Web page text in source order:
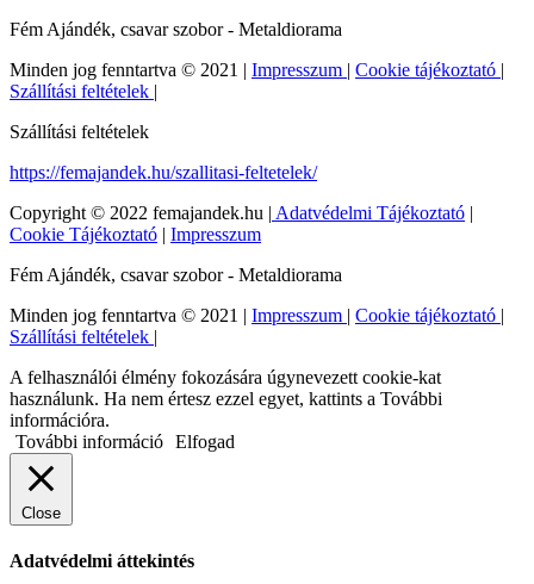
Fém Ajándék, csavar szobor - Metaldiorama
Minden jog fenntartva © 2021 | Impresszum | Cookie tájékoztató |
Szállítási feltételek |
Szállítási feltételek
https://femajandek.hu/szallitasi-feltetelek/
Copyright © 2022 femajandek.hu | Adatvédelmi Tájékoztató |
Cookie Tájékoztató | Impresszum
Fém Ajándék, csavar szobor - Metaldiorama
Minden jog fenntartva © 2021 | Impresszum | Cookie tájékoztató |
Szállítási feltételek |
A felhasználói élmény fokozására úgynevezett cookie-kat
használunk. Ha nem értesz ezzel egyet, kattints a További
információra.
További információ Elfogad
Close
Adatvédelmi áttekintés